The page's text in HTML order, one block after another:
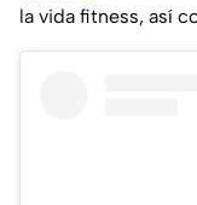
la vida fitness, así